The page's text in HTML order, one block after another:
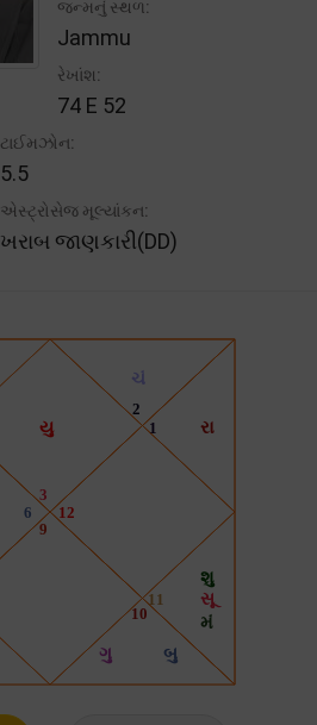
જન્મનું સ્થળ:
Jammu
રેખાંશ:
74 E 52
ટાઈમઝોન:
5.5
એસ્ટ્રોસેજ મૂલ્યાંકન:
ખરાબ જાણકારી(DD)